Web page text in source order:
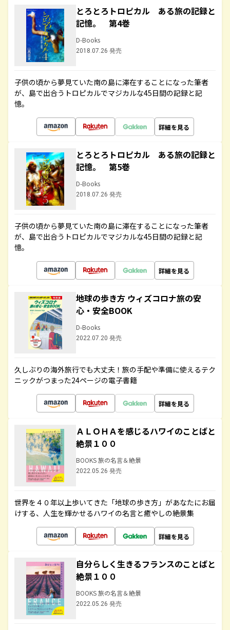
とろとろトロピカル ある旅の記録と
記憶。 第4巻
D-Books
2018.07.26 発売
子供の頃から夢見ていた南の島に滞在することになった筆者
が、島で出合うトロピカルでマジカルな45日間の記録と記
憶。
詳細を見る
とろとろトロピカル ある旅の記録と
記憶。 第5巻
D-Books
2018.07.26 発売
子供の頃から夢見ていた南の島に滞在することになった筆者
が、島で出合うトロピカルでマジカルな45日間の記録と記
憶。
詳細を見る
地球の歩き方 ウィズコロナ旅の安
心・安全BOOK
D-Books
2022.07.20 発売
久しぶりの海外旅行でも大丈夫！旅の手配や準備に使えるテク
ニックがつまった24ページの電子書籍
詳細を見る
ＡＬＯＨＡを感じるハワイのことばと
絶景１００
BOOKS 旅の名言＆絶景
2022.05.26 発売
世界を４０年以上歩いてきた「地球の歩き方」があなたにお届
けする、人生を輝かせるハワイの名言と癒やしの絶景集
詳細を見る
自分らしく生きるフランスのことばと
絶景１００
BOOKS 旅の名言＆絶景
2022.05.26 発売